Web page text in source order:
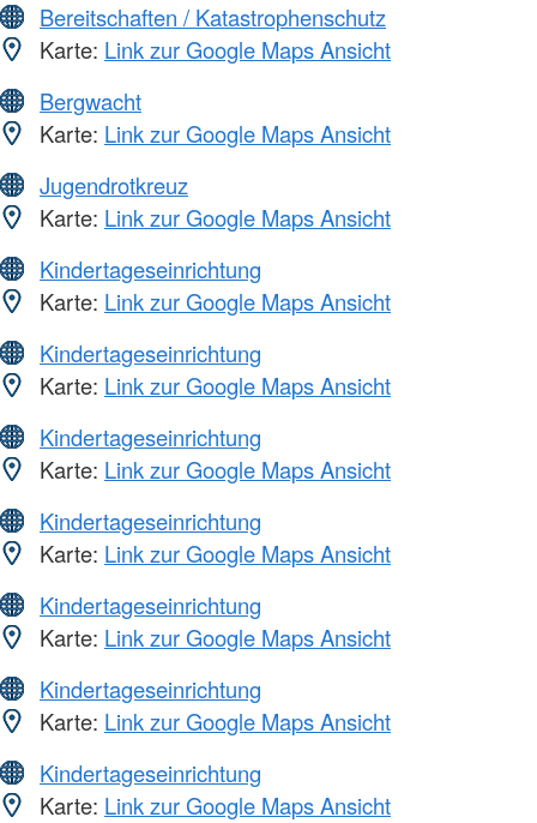
Bereitschaften / Katastrophenschutz
Karte: Link zur Google Maps Ansicht
Bergwacht
Karte: Link zur Google Maps Ansicht
Jugendrotkreuz
Karte: Link zur Google Maps Ansicht
Kindertageseinrichtung
Karte: Link zur Google Maps Ansicht
Kindertageseinrichtung
Karte: Link zur Google Maps Ansicht
Kindertageseinrichtung
Karte: Link zur Google Maps Ansicht
Kindertageseinrichtung
Karte: Link zur Google Maps Ansicht
Kindertageseinrichtung
Karte: Link zur Google Maps Ansicht
Kindertageseinrichtung
Karte: Link zur Google Maps Ansicht
Kindertageseinrichtung
Karte: Link zur Google Maps Ansicht